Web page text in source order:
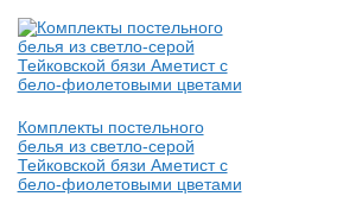
Комплекты постельного
белья из светло-серой
Тейковской бязи Аметист с
бело-фиолетовыми цветами